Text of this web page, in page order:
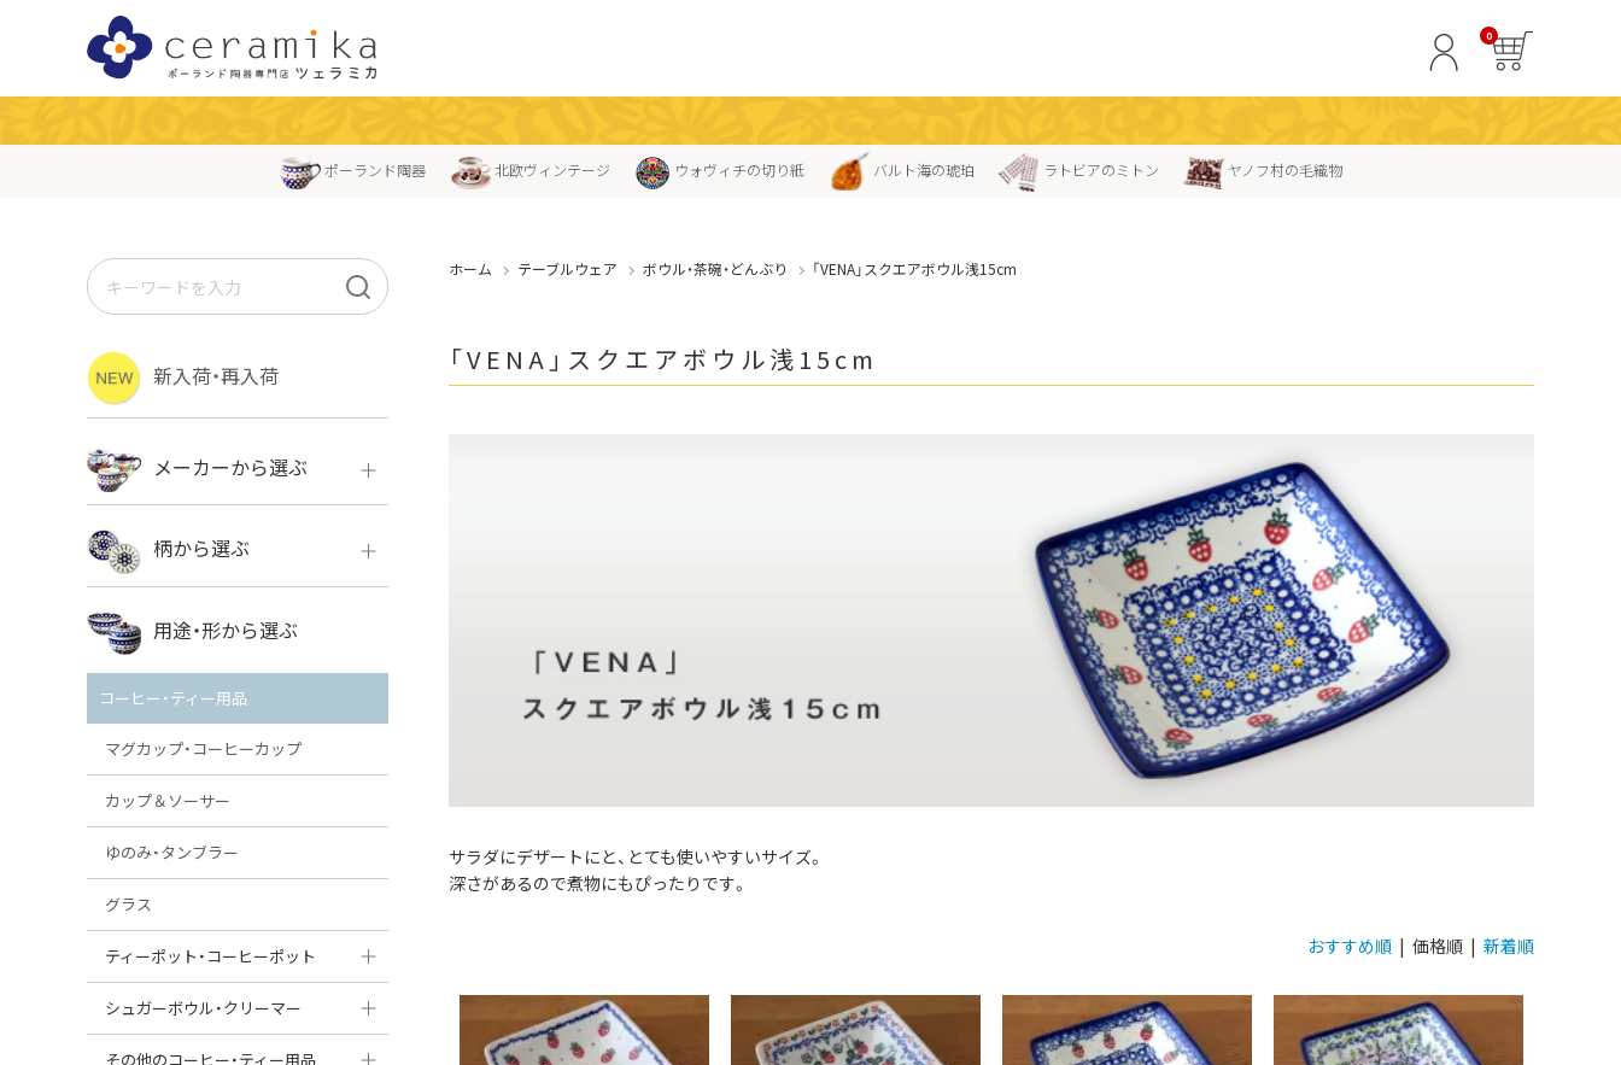
0
ポーランド陶器 北欧ヴィンテージ ウォヴィチの切り紙 バルト海の琥珀 ラトビアのミトン ヤノフ村の毛織物
ホーム テーブルウェア ボウル・茶碗・どんぶり 「VENA」スクエアボウル浅15cm
「VENA」スクエアボウル浅15cm
サラダにデザートにと、とても使いやすいサイズ。
深さがあるので煮物にもぴったりです。
おすすめ順 | 価格順 | 新着順
新入荷・再入荷
メーカーから選ぶ
ボレス
VENA
ミレナ
柄から選ぶ
ボレス
用途・形から選ぶ
コーヒー・ティー用品
マグカップ・コーヒーカップ
カップ＆ソーサー
ゆのみ・タンブラー
グラス
ティーポット・コーヒーポット
ティーポット
コーヒーポット
シュガーボウル・クリーマー
シュガーボウル
その他のコーヒー・ティー用品